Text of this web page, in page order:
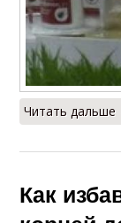
Читать
Как